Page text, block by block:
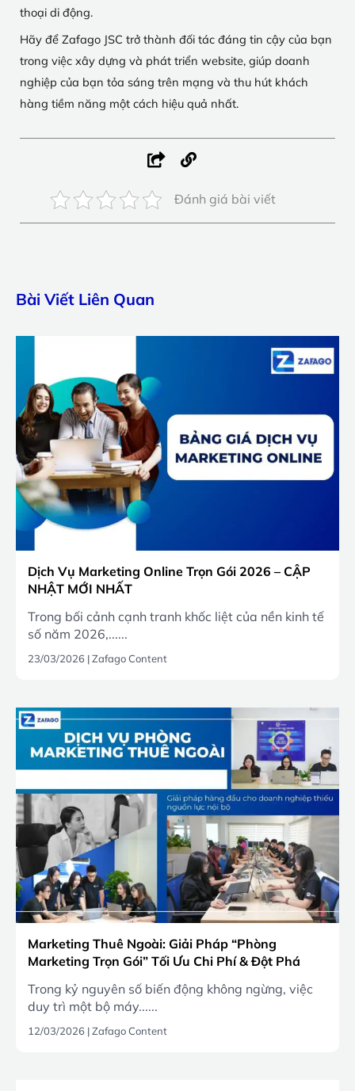
thoại di động.
Hãy để Zafago JSC trở thành đối tác đáng tin cậy của bạn
trong việc xây dựng và phát triển website, giúp doanh
nghiệp của bạn tỏa sáng trên mạng và thu hút khách
hàng tiềm năng một cách hiệu quả nhất.
Đánh giá bài viết
Bài Viết Liên Quan
Dịch Vụ Marketing Online Trọn Gói 2026 – CẬP
NHẬT MỚI NHẤT
Trong bối cảnh cạnh tranh khốc liệt của nền kinh tế
số năm 2026,......
23/03/2026 |Zafago Content
Marketing Thuê Ngoài: Giải Pháp “Phòng
Marketing Trọn Gói” Tối Ưu Chi Phí & Đột Phá
Trong kỷ nguyên số biến động không ngừng, việc
duy trì một bộ máy......
12/03/2026 |Zafago Content